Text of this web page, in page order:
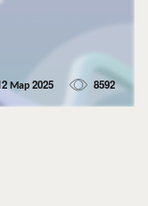
Мар 2025 8592